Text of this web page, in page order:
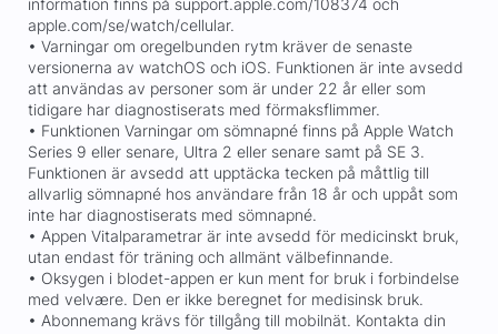
information finns på support.apple.com/108374 och
apple.com/se/watch/cellular.
• Varningar om oregelbunden rytm kräver de senaste
versionerna av watchOS och iOS. Funktionen är inte avsedd
att användas av personer som är under 22 år eller som
tidigare har diagnostiserats med förmaksflimmer.
• Funktionen Varningar om sömnapné finns på Apple Watch
Series 9 eller senare, Ultra 2 eller senare samt på SE 3.
Funktionen är avsedd att upptäcka tecken på måttlig till
allvarlig sömnapné hos användare från 18 år och uppåt som
inte har diagnostiserats med sömnapné.
• Appen Vitalparametrar är inte avsedd för medicinskt bruk,
utan endast för träning och allmänt välbefinnande.
• Oksygen i blodet-appen er kun ment for bruk i forbindelse
med velvære. Den er ikke beregnet for medisinsk bruk.
• Abonnemang krävs för tillgång till mobilnät. Kontakta din